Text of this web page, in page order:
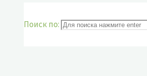
Поиск по: